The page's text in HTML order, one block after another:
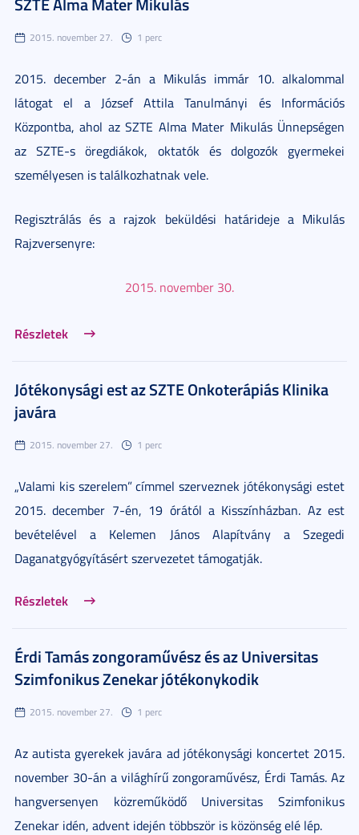
2015. november 27. 1 perc
2015. december 2-án a Mikulás immár 10. alkalommal
látogat el a József Attila Tanulmányi és Információs
Központba, ahol azSZTE Alma Mater MikulásÜnnepségen
az SZTE-s öregdiákok, oktatók és dolgozók gyermekei
személyesen is találkozhatnak vele.
Regisztrálás és a rajzok beküldési határideje a Mikulás
Rajzversenyre:
2015. november 30.
Részletek
Jótékonysági est az SZTE Onkoterápiás Klinika
javára
2015. november 27. 1 perc
„Valami kis szerelem” címmel szerveznek jótékonysági estet
2015. december 7-én, 19 órától a Kisszínházban. Az est
bevételével a Kelemen János Alapítvány a Szegedi
Daganatgyógyításért szervezetet támogatják.
Részletek
Érdi Tamás zongoraművész és az Universitas
Szimfonikus Zenekar jótékonykodik
2015. november 27. 1 perc
Az autista gyerekek javára ad jótékonysági koncertet 2015.
november 30-án a világhírű zongoraművész, Érdi Tamás. Az
hangversenyen közreműködő Universitas Szimfonikus
Zenekar idén, advent idején többször is közönség elé lép.